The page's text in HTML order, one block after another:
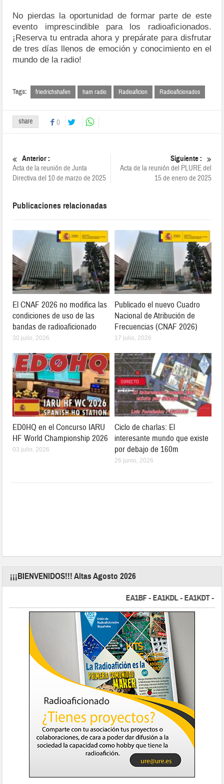
No pierdas la oportunidad de formar parte de este
evento imprescindible para los radioaficionados.
¡Reserva tu entrada ahora y prepárate para disfrutar
de tres días llenos de emoción y conocimiento en el
mundo de la radio!
Tags: friedrichshafen ham radio Radioaficion Radioaficionados
share 0
Anterior :
Acta de la reunión de Junta
Directiva del 10 de marzo de 2025
Siguiente :
Acta de la reunión del PLURE del
15 de enero de 2025
Publicaciones relacionadas
El CNAF 2026 no modifica las
condiciones de uso de las
bandas de radioaficionado
30 julio, 2026
Publicado el nuevo Cuadro
Nacional de Atribución de
Frecuencias (CNAF 2026)
17 julio, 2026
ED0HQ en el Concurso IARU
HF World Championship 2026
03 julio, 2026
Ciclo de charlas: El
interesante mundo que existe
por debajo de 160m
26 junio, 2026
¡¡¡BIENVENIDOS!!! Altas Agosto 2026
EA1BF - EA1KDL - EA1KDT -